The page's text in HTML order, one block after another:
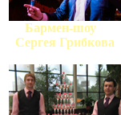
Бармен-шоу
Сергея Грибкова